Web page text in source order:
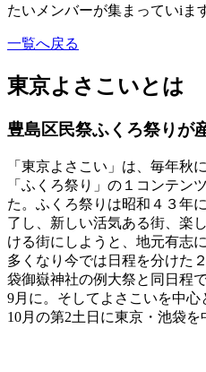
たいメンバーが集まっていiま
一覧へ戻る
東京よさこいとは
豊島区民祭ふくろ祭りが
「東京よさこい」は、毎年秋
「ふくろ祭り」の１コンテン
た。ふくろ祭りは昭和４３年
了し、新しい活気ある街、楽
ける街にしようと、地元有志
多くなり今では日程を分けた
袋御嶽神社の例大祭と同日程
9月に。そしてよさこいを中
10月の第2土日に東京・池袋を